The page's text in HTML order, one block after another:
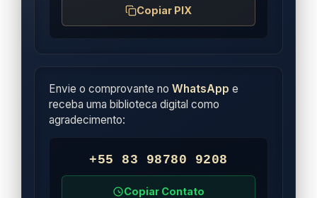
Copiar PIX
Envie o comprovante noWhatsApp e
receba uma biblioteca digital como
agradecimento:
+55 83 98780 9208
Copiar Contato